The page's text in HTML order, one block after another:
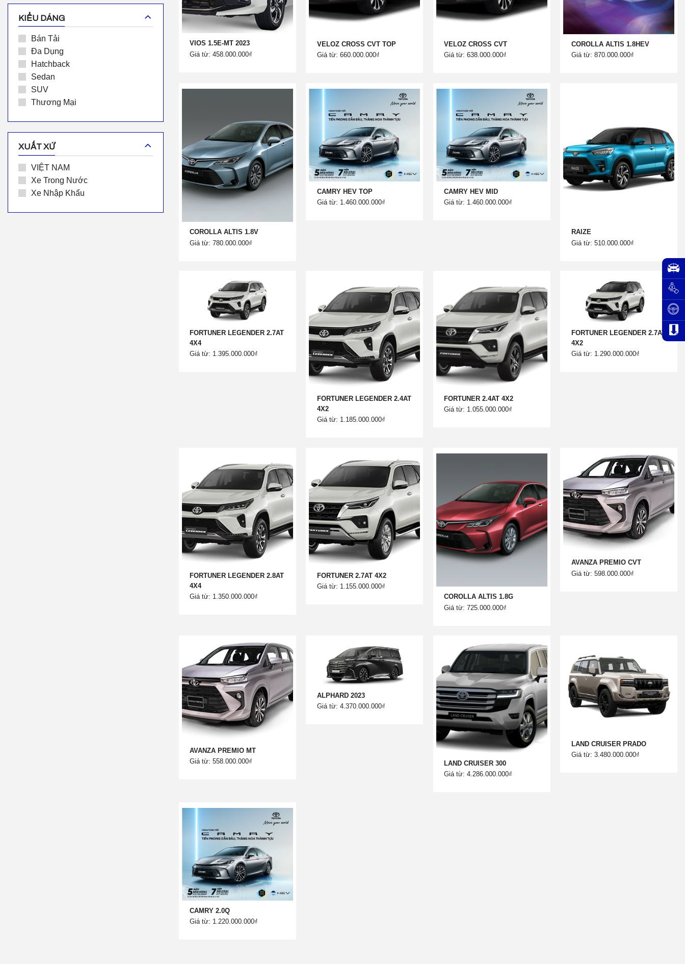
KIỂU DÁNG
Bán Tải
Đa Dụng
Hatchback
Sedan
SUV
Thương Mại
XUẤT XỨ
VIỆT NAM
Xe Trong Nước
Xe Nhập Khẩu
VIOS 1.5E-MT 2023
Giá từ: 458.000.000₫
VELOZ CROSS CVT TOP
Giá từ: 660.000.000₫
VELOZ CROSS CVT
Giá từ: 638.000.000₫
COROLLA ALTIS 1.8HEV
Giá từ: 870.000.000₫
COROLLA ALTIS 1.8V
Giá từ: 780.000.000₫
CAMRY HEV TOP
Giá từ: 1.460.000.000₫
CAMRY HEV MID
Giá từ: 1.460.000.000₫
RAIZE
Giá từ: 510.000.000₫
FORTUNER LEGENDER 2.7AT
4X4
Giá từ: 1.395.000.000₫
FORTUNER LEGENDER 2.4AT
4X2
Giá từ: 1.185.000.000₫
FORTUNER 2.4AT 4X2
Giá từ: 1.055.000.000₫
FORTUNER LEGENDER 2.7AT
4X2
Giá từ: 1.290.000.000₫
FORTUNER LEGENDER 2.8AT
4X4
Giá từ: 1.350.000.000₫
FORTUNER 2.7AT 4X2
Giá từ: 1.155.000.000₫
COROLLA ALTIS 1.8G
Giá từ: 725.000.000₫
AVANZA PREMIO CVT
Giá từ: 598.000.000₫
AVANZA PREMIO MT
Giá từ: 558.000.000₫
ALPHARD 2023
Giá từ: 4.370.000.000₫
LAND CRUISER 300
Giá từ: 4.286.000.000₫
LAND CRUISER PRADO
Giá từ: 3.480.000.000₫
CAMRY 2.0Q
Giá từ: 1.220.000.000₫